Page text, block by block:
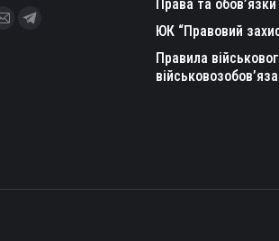
Mail
Telegram
Права та
ЮК “Правовий
Правила